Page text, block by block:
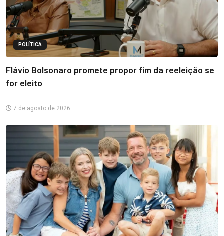
POLÍTICA
Flávio Bolsonaro promete propor fim da reeleição se
for eleito
7 de agosto de 2026